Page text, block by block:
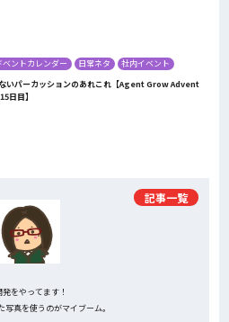
ベントカレンダー 日常ネタ
社内イベント
いパーカッションのあれこれ【Agent Grow Advent
日目】
をやってます！
真を使うのがマイブーム。
記事一覧